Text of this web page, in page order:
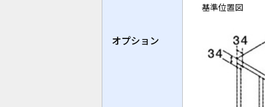
オプション
基準位置図